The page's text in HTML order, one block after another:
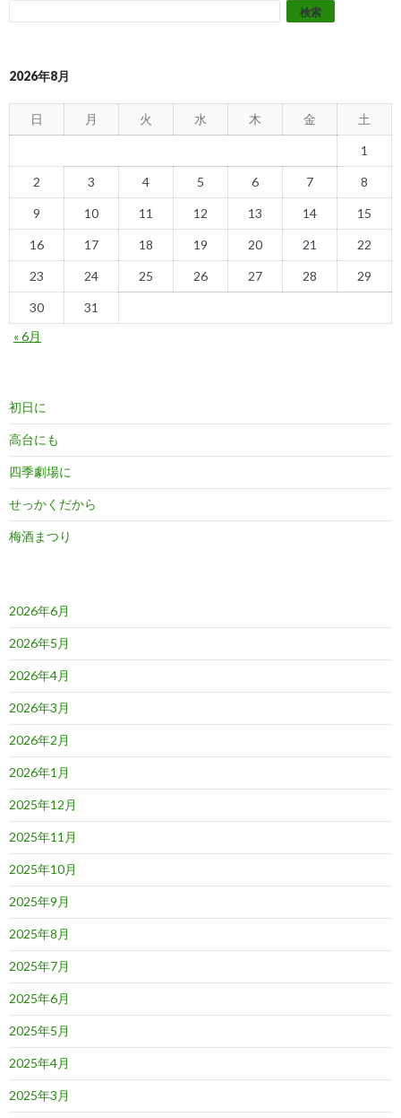
検索
2026年8月
日 月 火 水 木 金 土
1
2 3 4 5 6 7 8
9 10 11 12 13 14 15
16 17 18 19 20 21 22
23 24 25 26 27 28 29
30
31
« 6月
初日に
高台にも
四季劇場に
せっかくだから
梅酒まつり
2026年6月
2026年5月
2026年4月
2026年3月
2026年2月
2026年1月
2025年12月
2025年11月
2025年10月
2025年9月
2025年8月
2025年7月
2025年6月
2025年5月
2025年4月
2025年3月